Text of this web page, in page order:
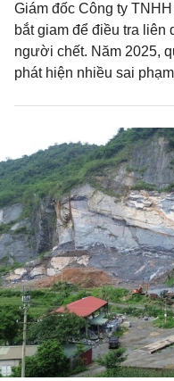
Giám đốc Công ty
bắt giam để điều tra liên
người chết. Năm 2025,
phát hiện nhiều sai